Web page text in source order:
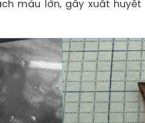
máu lớn, gây xuất